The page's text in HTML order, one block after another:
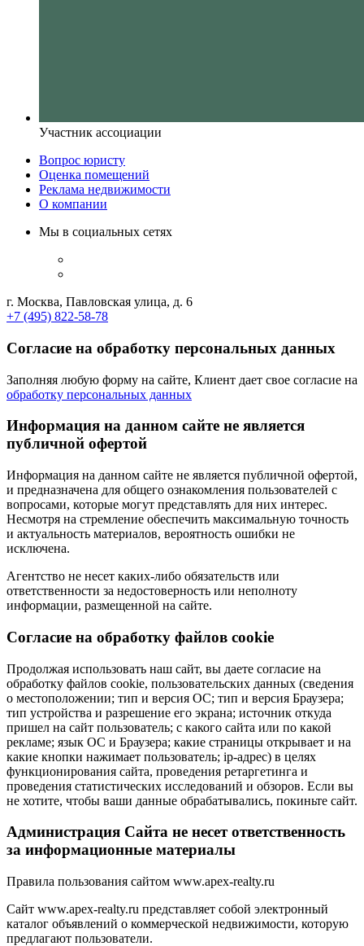
Участник ассоциации
Вопрос юристу
Оценка помещений
Реклама недвижимости
О компании
Мы в социальных сетях
г. Москва, Павловская улица, д. 6
+7 (495) 822-58-78
Согласие на обработку персональных данных
Заполняя любую форму на сайте, Клиент дает свое согласие на
обработку персональных данных
Информация на данном сайте не является
публичной офертой
Информация на данном сайте не является публичной офертой,
и предназначена для общего ознакомления пользователей с
вопросами, которые могут представлять для них интерес.
Несмотря на стремление обеспечить максимальную точность
и актуальность материалов, вероятность ошибки не
исключена.
Агентство не несет каких-либо обязательств или
ответственности за недостоверность или неполноту
информации, размещенной на сайте.
Cогласие на обработку файлов cookie
Продолжая использовать наш сайт, вы даете согласие на
обработку файлов cookie, пользовательских данных (сведения
о местоположении; тип и версия ОС; тип и версия Браузера;
тип устройства и разрешение его экрана; источник откуда
пришел на сайт пользователь; с какого сайта или по какой
рекламе; язык ОС и Браузера; какие страницы открывает и на
какие кнопки нажимает пользователь; ip-адрес) в целях
функционирования сайта, проведения ретаргетинга и
проведения статистических исследований и обзоров. Если вы
не хотите, чтобы ваши данные обрабатывались, покиньте сайт.
Администрация Сайта не несет ответственность
за информационные материалы
Правила пользования сайтом www.apex-realty.ru
Сайт www.apex-realty.ru представляет собой электронный
каталог объявлений о коммерческой недвижимости, которую
предлагают пользователи.